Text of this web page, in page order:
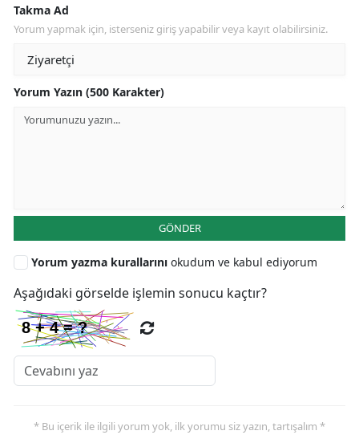
Takma Ad
Yorum yapmak için, isterseniz giriş yapabilir veya kayıt olabilirsiniz.
Yorum Yazın (500 Karakter)
GÖNDER
Yorum yazma kurallarını okudum ve kabul ediyorum
Aşağıdaki görselde işlemin sonucu kaçtır?
* Bu içerik ile ilgili yorum yok, ilk yorumu siz yazın, tartışalım *